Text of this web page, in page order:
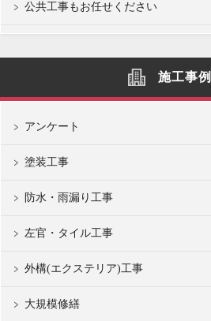
公共工事もお任せください
施工事例
アンケート
塗装工事
防水・雨漏り工事
左官・タイル工事
外構(エクステリア)工事
大規模修繕